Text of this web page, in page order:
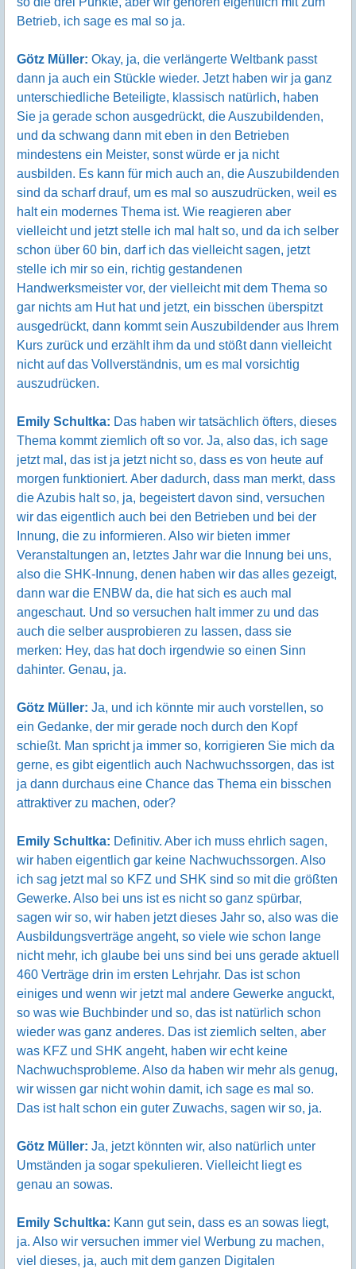
Betrieb, ich sage es mal so ja.
Götz Müller: Okay, ja, die verlängerte Weltbank passt
dann ja auch ein Stückle wieder. Jetzt haben wir ja ganz
unterschiedliche Beteiligte, klassisch natürlich, haben
Sie ja gerade schon ausgedrückt, die Auszubildenden,
und da schwang dann mit eben in den Betrieben
mindestens ein Meister, sonst würde er ja nicht
ausbilden. Es kann für mich auch an, die Auszubildenden
sind da scharf drauf, um es mal so auszudrücken, weil es
halt ein modernes Thema ist. Wie reagieren aber
vielleicht und jetzt stelle ich mal halt so, und da ich selber
schon über 60 bin, darf ich das vielleicht sagen, jetzt
stelle ich mir so ein, richtig gestandenen
Handwerksmeister vor, der vielleicht mit dem Thema so
gar nichts am Hut hat und jetzt, ein bisschen überspitzt
ausgedrückt, dann kommt sein Auszubildender aus Ihrem
Kurs zurück und erzählt ihm da und stößt dann vielleicht
nicht auf das Vollverständnis, um es mal vorsichtig
auszudrücken.
Emily Schultka: Das haben wir tatsächlich öfters, dieses
Thema kommt ziemlich oft so vor. Ja, also das, ich sage
jetzt mal, das ist ja jetzt nicht so, dass es von heute auf
morgen funktioniert. Aber dadurch, dass man merkt, dass
die Azubis halt so, ja, begeistert davon sind, versuchen
wir das eigentlich auch bei den Betrieben und bei der
Innung, die zu informieren. Also wir bieten immer
Veranstaltungen an, letztes Jahr war die Innung bei uns,
also die SHK-Innung, denen haben wir das alles gezeigt,
dann war die ENBW da, die hat sich es auch mal
angeschaut. Und so versuchen halt immer zu und das
auch die selber ausprobieren zu lassen, dass sie
merken: Hey, das hat doch irgendwie so einen Sinn
dahinter. Genau, ja.
Götz Müller: Ja, und ich könnte mir auch vorstellen, so
ein Gedanke, der mir gerade noch durch den Kopf
schießt. Man spricht ja immer so, korrigieren Sie mich da
gerne, es gibt eigentlich auch Nachwuchssorgen, das ist
ja dann durchaus eine Chance das Thema ein bisschen
attraktiver zu machen, oder?
Emily Schultka: Definitiv. Aber ich muss ehrlich sagen,
wir haben eigentlich gar keine Nachwuchssorgen. Also
ich sag jetzt mal so KFZ und SHK sind so mit die größten
Gewerke. Also bei uns ist es nicht so ganz spürbar,
sagen wir so, wir haben jetzt dieses Jahr so, also was die
Ausbildungsverträge angeht, so viele wie schon lange
nicht mehr, ich glaube bei uns sind bei uns gerade aktuell
460 Verträge drin im ersten Lehrjahr. Das ist schon
einiges und wenn wir jetzt mal andere Gewerke anguckt,
so was wie Buchbinder und so, das ist natürlich schon
wieder was ganz anderes. Das ist ziemlich selten, aber
was KFZ und SHK angeht, haben wir echt keine
Nachwuchsprobleme. Also da haben wir mehr als genug,
wir wissen gar nicht wohin damit, ich sage es mal so.
Das ist halt schon ein guter Zuwachs, sagen wir so, ja.
Götz Müller: Ja, jetzt könnten wir, also natürlich unter
Umständen ja sogar spekulieren. Vielleicht liegt es
genau an sowas.
Emily Schultka: Kann gut sein, dass es an sowas liegt,
ja. Also wir versuchen immer viel Werbung zu machen,
viel dieses, ja, auch mit dem ganzen Digitalen